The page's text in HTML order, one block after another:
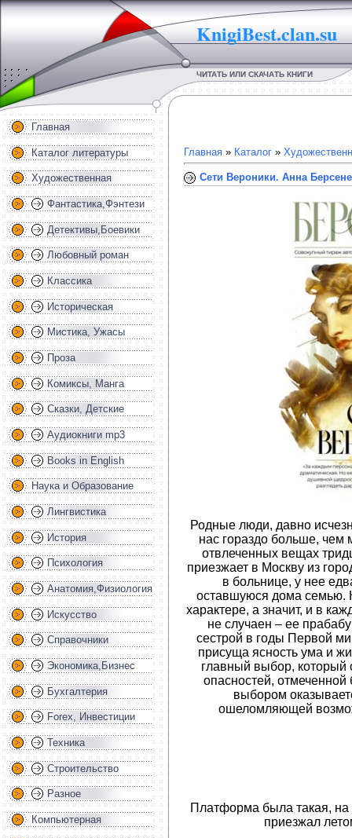
KnigiBest.clan.su
ЧИТАТЬ ИЛИ СКАЧАТЬ КНИГИ
Главная
Каталог литературы
Художественная
Фантастика,Фэнтези
Детективы,Боевики
Любовный роман
Классика
Историческая
Мистика, Ужасы
Проза
Комиксы, Манга
Сказки, Детские
Аудиокниги mp3
Books in English
Наука и Образование
Лингвистика
История
Психология
Анатомия,Физиология
Искусство
Справочники
Экономика,Бизнес
Бухгалтерия
Forex, Инвестиции
Техника
Строительство
Разное
Компьютерная
Главная » Каталог »
Сети Вероники. Анна
Родные люди, давно
нас гораздо больше, чем
отвлеченных вещах
приезжает в Москву из
в больнице, у нее
оставшуюся дома семью.
характере, а значит, и в
не случаен – ее
сестрой в годы Первой
присуща ясность ума и
главный выбор, который
опасностей,
выбором
ошеломляющей
Платформа была такая,
приезжал